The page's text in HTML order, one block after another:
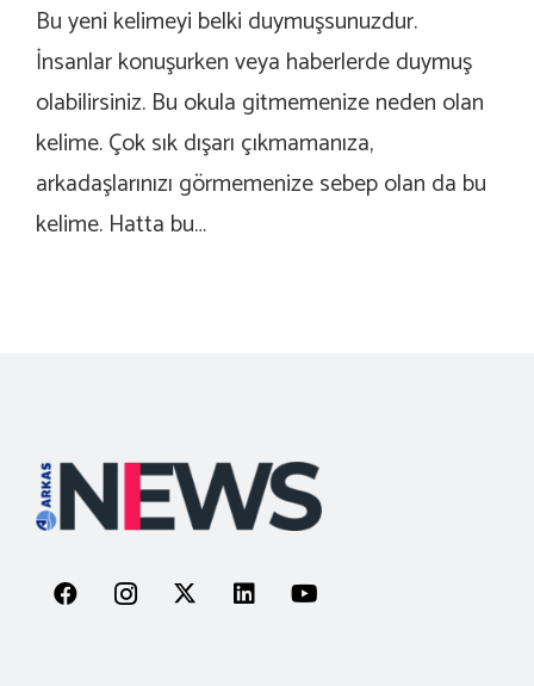
Bu yeni kelimeyi belki duymuşsunuzdur.
İnsanlar konuşurken veya haberlerde duymuş
olabilirsiniz. Bu okula gitmemenize neden olan
kelime. Çok sık dışarı çıkmamanıza,
arkadaşlarınızı görmemenize sebep olan da bu
kelime. Hatta bu…